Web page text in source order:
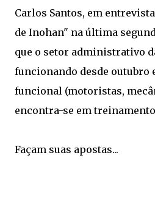
Carlos Santos, em
de Inohan" na última
que o setor administrativo
funcionando desde outubro
funcional (motoristas,
encontra-se em
Façam suas apostas...